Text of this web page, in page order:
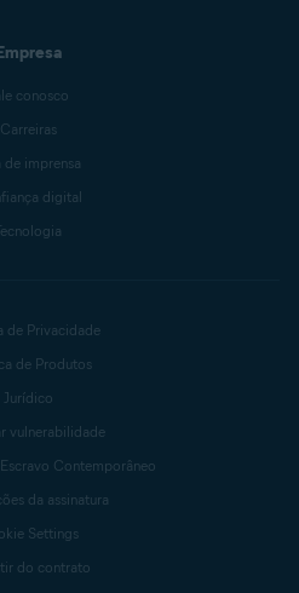
conosco
Carreiras
de imprensa
digital
de Privacidade
de Produtos
Jurídico
vulnerabilidade
Contemporâneo
da assinatura
Settings
do contrato